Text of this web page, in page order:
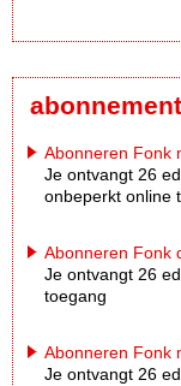
Abonneren Fonk
Je ontvangt 26
onbeperkt online
Abonneren Fonk
Je ontvangt 26
toegang
Abonneren Fonk
Je ontvangt 26